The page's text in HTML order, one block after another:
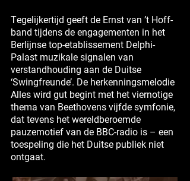
Tegelijkertijd geeft de Ernst van ’t Hoff-
band tijdens de engagementen in het
Berlijnse top-etablissement Delphi-
Palast muzikale signalen van
verstandhouding aan de Duitse
‘Swingfreunde’. De herkenningsmelodie
Alles wird gut begint met het viernotige
thema van Beethovens vijfde symfonie,
dat tevens het wereldberoemde
pauzemotief van de BBC-radio is – een
toespeling die het Duitse publiek niet
ontgaat.